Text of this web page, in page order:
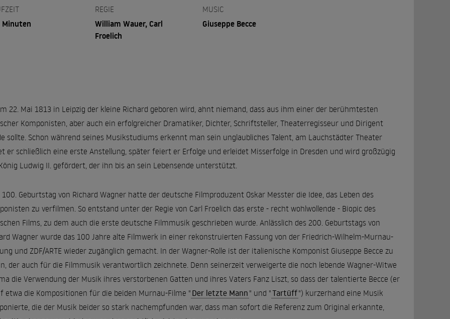
Minuten
REGIE
William Wauer, Carl
Froelich
MUSIC
Giuseppe Becce
22. Mai 1813 in Leipzig der kleine Richard geboren wird, ahnt niemand, dass aus ihm einer der berühmtesten
Komponisten, aber auch ein erfolgreicher Dramatiker, Dichter, Schriftsteller, Theaterregisseur und Dirigent
sollte. Schon während seines Musikstudiums erkennt man sein unglaubliches Talent, am Lauchstädter Theater
er schließlich eine erste Anstellung, später feiert er Erfolge und erleidet Misserfolge in Dresden und wird großzügig
Ludwig II. gefördert, der ihn bis an sein Lebensende unterstützt.
Geburtstag von Richard Wagner hatte der deutsche Filmproduzent Oskar Messter die Idee, das Leben des
zu verfilmen. So entstand unter der Regie von Carl Froelich das erste - recht wohlwollende - Biopic des
Films, zu dem auch die erste deutsche Filmmusik geschrieben wurde. Anlässlich des 200. Geburtstags von
Wagner wurde das 100 Jahre alte Filmwerk in einer rekonstruierten Fassung von der Friedrich-Wilhelm-Murnau-
und ZDF/ARTE wieder zugänglich gemacht. In der Wagner-Rolle ist der italienische Komponist Giuseppe Becce zu
der auch für die Filmmusik verantwortlich zeichnete. Denn seinerzeit verweigerte die noch lebende Wagner-Witwe
die Verwendung der Musik ihres verstorbenen Gatten und ihres Vaters Fanz Liszt, so dass der talentierte Becce (er
etwa die Kompositionen für die beiden Murnau-Filme " Der letzte Mann " und "Tartüff") kurzerhand eine Musik
die der Musik beider so stark nachempfunden war, dass man sofort die Referenz zum Original erkannte,